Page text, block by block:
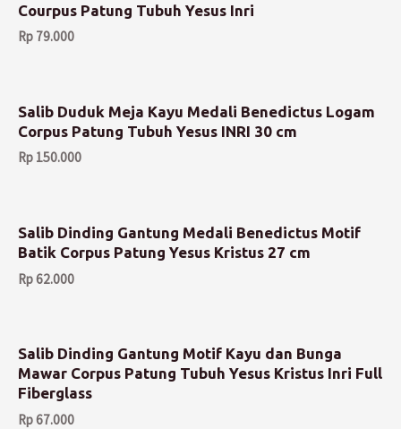
Courpus Patung Tubuh Yesus Inri
Rp 79.000
Salib Duduk Meja Kayu Medali Benedictus Logam
Corpus Patung Tubuh Yesus INRI 30 cm
Rp 150.000
Salib Dinding Gantung Medali Benedictus Motif
Batik Corpus Patung Yesus Kristus 27 cm
Rp62.000
Salib Dinding Gantung Motif Kayu dan Bunga
Mawar Corpus Patung Tubuh Yesus Kristus Inri Full
Fiberglass
Rp67.000